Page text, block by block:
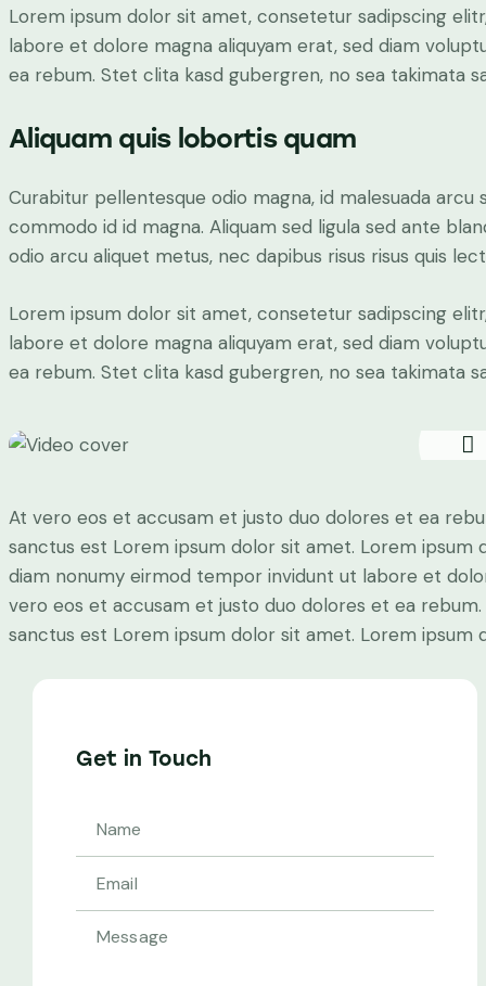
Lorem ipsum dolor sit amet, consetetur sadipscing
labore et dolore magna aliquyam erat, sed diam
ea rebum. Stet clita kasd gubergren, no sea takimata
Aliquam quis lobortis quam
Curabitur pellentesque odio magna, id malesuada
commodo id id magna. Aliquam sed ligula sed ante
odio arcu aliquet metus, nec dapibus risus risus quis
Lorem ipsum dolor sit amet, consetetur sadipscing
labore et dolore magna aliquyam erat, sed diam
ea rebum. Stet clita kasd gubergren, no sea takimata
At vero eos et accusam et justo duo dolores et ea
sanctus est Lorem ipsum dolor sit amet. Lorem
diam nonumy eirmod tempor invidunt ut labore et
vero eos et accusam et justo duo dolores et ea
sanctus est Lorem ipsum dolor sit amet. Lorem
Get in Touch